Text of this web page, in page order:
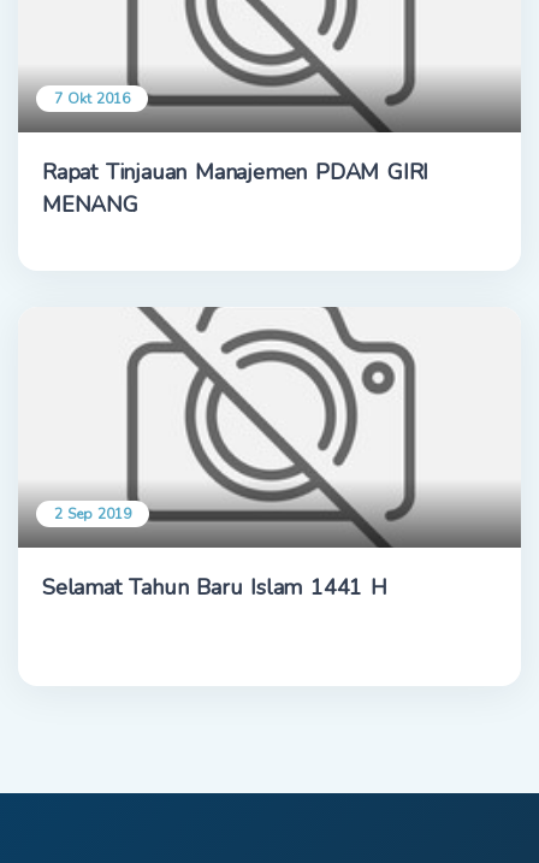
7 Okt 2016
Rapat Tinjauan Manajemen PDAM GIRI
MENANG
2 Sep 2019
Selamat Tahun Baru Islam 1441 H